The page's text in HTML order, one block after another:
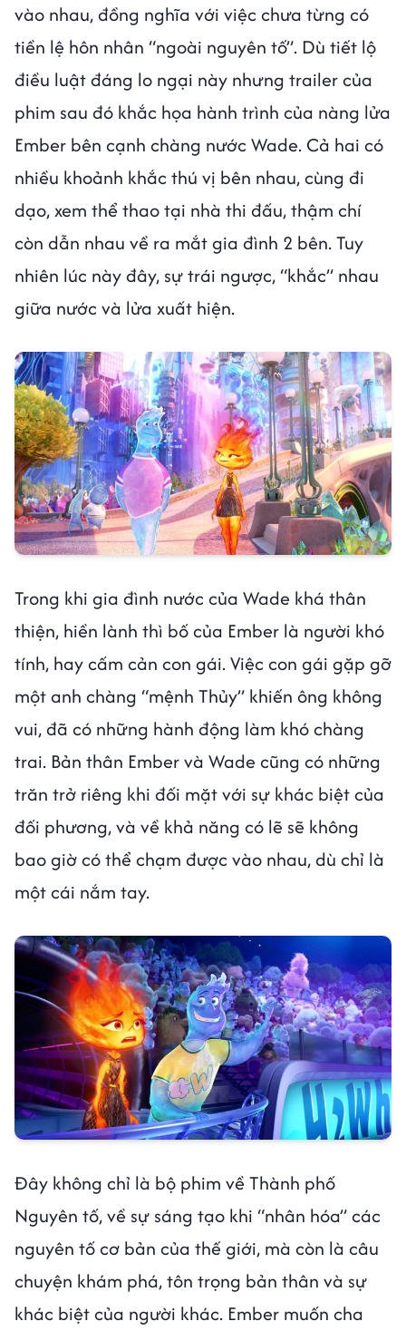
vào nhau, đồng nghĩa với việc chưa từng có
tiền lệ hôn nhân “ngoài nguyên tố”. Dù tiết lộ
điều luật đáng lo ngại này nhưng trailer của
phim sau đó khắc họa hành trình của nàng lửa
Ember bên cạnh chàng nước Wade. Cả hai có
nhiều khoảnh khắc thú vị bên nhau, cùng đi
dạo, xem thể thao tại nhà thi đấu, thậm chí
còn dẫn nhau về ra mắt gia đình 2 bên. Tuy
nhiên lúc này đây, sự trái ngược, “khắc” nhau
giữa nước và lửa xuất hiện.
Trong khi gia đình nước của Wade khá thân
thiện, hiền lành thì bố của Ember là người khó
tính, hay cấm cản con gái. Việc con gái gặp gỡ
một anh chàng “mệnh Thủy” khiến ông không
vui, đã có những hành động làm khó chàng
trai. Bản thân Ember và Wade cũng có những
trăn trở riêng khi đối mặt với sự khác biệt của
đối phương, và về khả năng có lẽ sẽ không
bao giờ có thể chạm được vào nhau, dù chỉ là
một cái nắm tay.
Đây không chỉ là bộ phim về Thành phố
Nguyên tố, về sự sáng tạo khi “nhân hóa” các
nguyên tố cơ bản của thế giới, mà còn là câu
chuyện khám phá, tôn trọng bản thân và sự
khác biệt của người khác. Ember muốn cha